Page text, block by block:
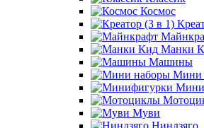
Космос
Манки
Машины
Мини
Муви
Ниндзяго